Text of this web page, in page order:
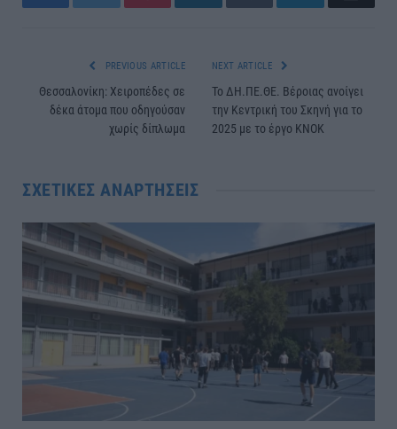
FacebookTwitter PinterestLinkedInTumblr TelegramEmail
PREVIOUS ARTICLE
Θεσσαλονίκη: Χειροπέδες σε
δέκα άτομα που οδηγούσαν
χωρίς δίπλωμα
NEXT ARTICLE
Το ΔΗ.ΠΕ.ΘΕ. Βέροιας ανοίγει
την Κεντρική του Σκηνή για το
2025 με το έργο ΚΝΟΚ
ΣΧΕΤΙΚΈΣ ΑΝΑΡΤΉΣΕΙΣ